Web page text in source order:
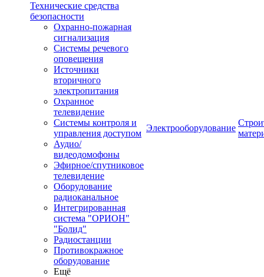
Технические средства
безопасности
Охранно-пожарная
сигнализация
Системы речевого
оповещения
Источники
вторичного
электропитания
Охранное
телевидение
Системы контроля и
управления доступом
Аудио/
видеодомофоны
Эфирное/спутниковое
телевидение
Оборудование
радиоканальное
Интегрированная
система "ОРИОН"
"Болид"
Радиостанции
Противокражное
оборудование
Ещё
Электрооборудование